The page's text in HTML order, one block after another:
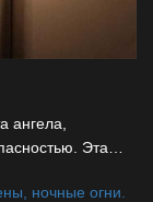
ангела,
Эта
натуральной